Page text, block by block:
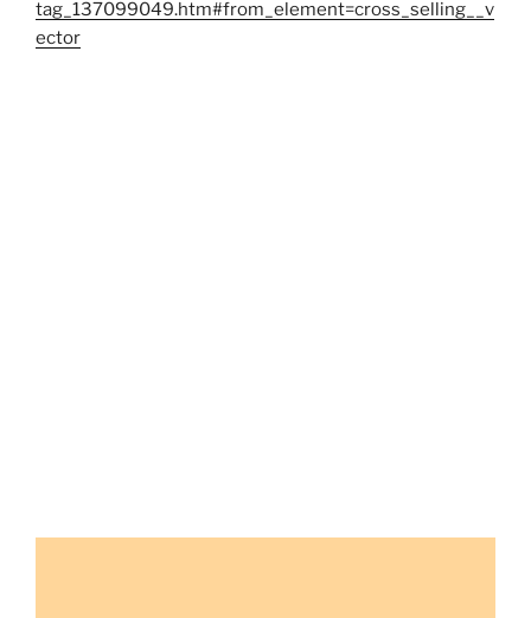
tag_137099049.htm#from_element=cross_selling__v
ector